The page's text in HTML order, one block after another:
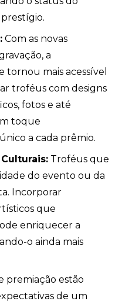
Com as novas
a
tornou mais acessível
troféus com designs
fotos e até
toque
a cada prêmio.
Troféus que
do evento ou da
Incorporar
que
enriquecer a
o ainda mais
premiação estão
de um